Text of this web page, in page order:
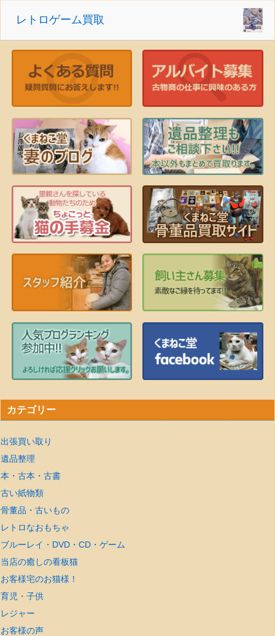
レトロゲーム買取
カテゴリー
出張買い取り
遺品整理
本・古本・古書
古い紙物類
骨董品・古いもの
レトロなおもちゃ
ブルーレイ・DVD・CD・ゲーム
当店の癒しの看板猫
お客様宅のお猫様！
育児・子供
レジャー
お客様の声